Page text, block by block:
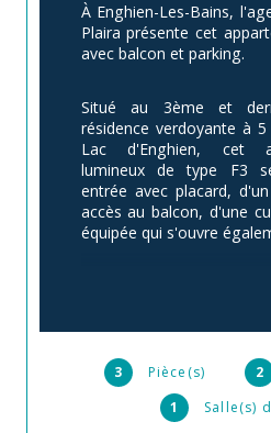
3 Pièce(s) 2
1
Salle(s)
À Enghien-Les-Bains,
Plaira présente cet
avec balcon et parking.
Situé au 3ème et
résidence verdoyante à
Lac d'Enghien, cet
lumineux de type F3
entrée avec placard,
accès au balcon, d'une
équipée qui s'ouvre
La salle de bain salle
double vasque et se
buanderie ventilée
sont séparés.